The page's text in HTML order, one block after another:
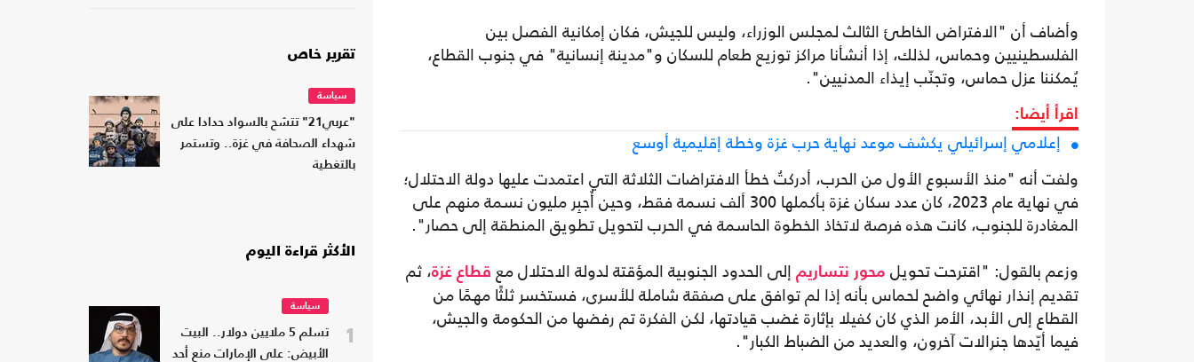
وأضاف أن "الافتراض الخاطئ الثالث لمجلس الوزراء، وليس للجيش، فكان إمكانية الفصل بين
الفلسطينيين وحماس، لذلك، إذا أنشأنا مراكز توزيع طعام للسكان و"مدينة إنسانية" في جنوب القطاع،
يُمكننا عزل حماس، وتجنّب إيذاء المدنيين".
اقرأ أيضا:
إعلامي إسرائيلي يكشف موعد نهاية حرب غزة وخطة إقليمية أوسع
ولفت أنه "منذ الأسبوع الأول من الحرب، أدركتُ خطأ الافتراضات الثلاثة التي اعتمدت عليها دولة الاحتلال؛
في نهاية عام 2023، كان عدد سكان غزة بأكملها 300 ألف نسمة فقط، وحين أُجبِر مليون نسمة منهم على
المغادرة للجنوب، كانت هذه فرصة لاتخاذ الخطوة الحاسمة في الحرب لتحويل تطويق المنطقة إلى حصار".
وزعم بالقول: "اقترحت تحويل محور نتساريم إلى الحدود الجنوبية المؤقتة لدولة الاحتلال مع قطاع غزة، ثم
تقديم إنذار نهائي واضح لحماس بأنه إذا لم توافق على صفقة شاملة للأسرى، فستخسر ثلثًا مهمًا من
القطاع إلى الأبد، الأمر الذي كان كفيلا بإثارة غضب قيادتها، لكن الفكرة تم رفضها من الحكومة والجيش،
فيما أيّدها جنرالات آخرون، والعديد من الضباط الكبار".
تقرير خاص
سياسة
"عربي21" تتشح بالسواد حدادا على
شهداء الصحافة في غزة.. وتستمر
بالتغطية
الأكثر قراءة اليوم
1
سياسة
تسلم 5 ملايين دولار.. البيت
الأبيض: على الإمارات منع أحد